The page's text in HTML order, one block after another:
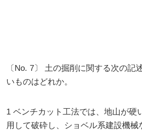
〔No. 7〕 土の掘削に関する次の記
いものはどれか。
1 ベンチカット工法では、地山が硬
用して破砕し、ショベル系建設機械